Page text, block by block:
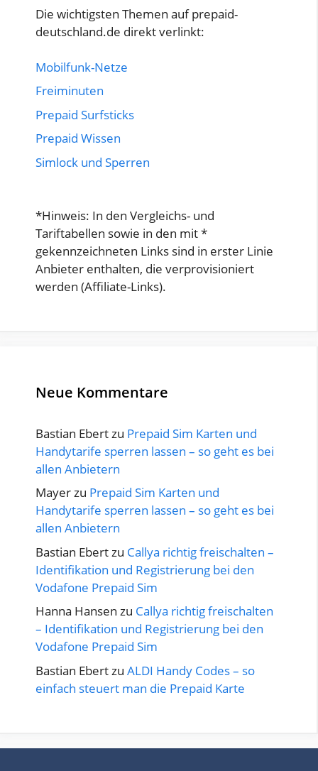
Die wichtigsten Themen auf prepaid-
deutschland.de direkt verlinkt:
Mobilfunk-Netze
Freiminuten
Prepaid Surfsticks
Prepaid Wissen
Simlock und Sperren
*Hinweis: In den Vergleichs- und
Tariftabellen sowie in den mit *
gekennzeichneten Links sind in erster Linie
Anbieter enthalten, die verprovisioniert
werden (Affiliate-Links).
Neue Kommentare
Bastian Ebertzu Prepaid Sim Karten und
Handytarife sperren lassen – so geht es bei
allen Anbietern
Mayerzu Prepaid Sim Karten und
Handytarife sperren lassen – so geht es bei
allen Anbietern
Bastian Ebertzu Callya richtig freischalten –
Identifikation und Registrierung bei den
Vodafone Prepaid Sim
Hanna Hansen zu Callya richtig freischalten
– Identifikation und Registrierung bei den
Vodafone Prepaid Sim
Bastian Ebertzu ALDI Handy Codes – so
einfach steuert man die Prepaid Karte